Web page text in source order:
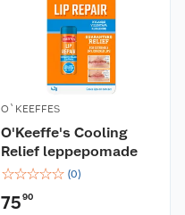
O`KEEFFES
O'Keeffe's Cooling
Relief leppepomade
☆☆☆☆☆ (0)
75 90